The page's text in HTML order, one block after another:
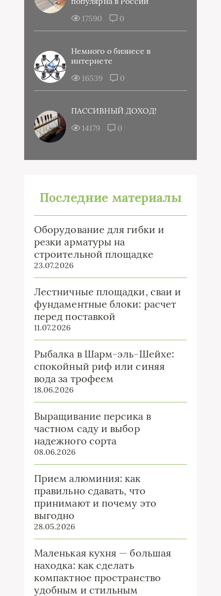
17590
0
Немного о бизнесе в
интернете
16539
0
ПАССИВНЫЙ ДОХОД!
14179
0
Последние материалы
Оборудование для гибки и
резки арматуры на
строительной площадке
23.07.2026
Лестничные площадки, сваи и
фундаментные блоки: расчет
перед поставкой
11.07.2026
Рыбалка в Шарм-эль-Шейхе:
спокойный риф или синяя
вода за трофеем
18.06.2026
Выращивание персика в
частном саду и выбор
надежного сорта
08.06.2026
Прием алюминия: как
правильно сдавать, что
принимают и почему это
выгодно
28.05.2026
Маленькая кухня — большая
находка: как сделать
компактное пространство
удобным и стильным